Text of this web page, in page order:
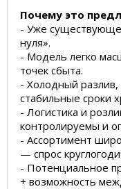
Почему это
- Уже
нуля».
- Модель легко
точек сбыта.
- Холодный
стабильные сроки
- Логистика и
контролируемы и
- Ассортимент
— спрос
- Потенциальное
+ возможность